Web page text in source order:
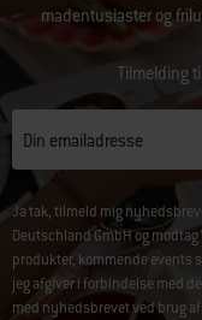
madentusiaster og
Tilmelding
Din emailadresse
Ja tak, tilmeld mig
Deutschland GmbH og
produkter, kommende events
jeg afgiver i forbindelse med
med nyhedsbrevet ved brug